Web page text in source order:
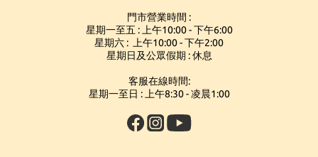
門市營業時間 :
星期一至五 : 上午10:00 - 下午6:00
星期六 : 上午10:00 - 下午2:00
星期日及公眾假期 : 休息
客服在線時間:
星期一至日 : 上午8:30 - 凌晨1:00